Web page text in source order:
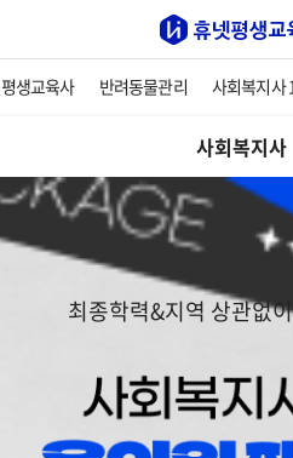
평생교육사 반려동물관리 사회복지사
사회복지사
최종학력&지역 상관없